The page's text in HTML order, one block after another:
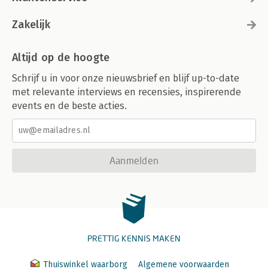
Zakelijk
Altijd op de hoogte
Schrijf u in voor onze nieuwsbrief en blijf up-to-date
met relevante interviews en recensies, inspirerende
events en de beste acties.
Aanmelden
PRETTIG KENNIS MAKEN
Thuiswinkel waarborg Algemene voorwaarden